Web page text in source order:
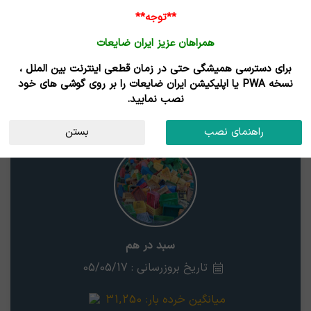
نتایج جستجوی قیمت
خوزستان
سبد در هم
تاریخ بروزرسانی : 05/05/17
میانگین خرده بار: 31,250
**توجه**
همراهان عزیز ایران ضایعات
برای دسترسی همیشگی حتی در زمان قطعی اینترنت بین الملل ،
نسخه PWA یا اپلیکیشن ایران ضایعات را بر روی گوشی های خود
نصب نمایید.
راهنمای نصب بستن